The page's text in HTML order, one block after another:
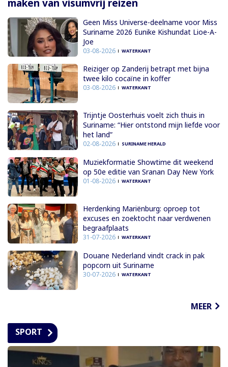
maken van visumvrij reizen
Geen Miss Universe-deelname voor Miss
Suriname 2026 Eunike Kishundat Lioe-A-
Joe
03-08-2026 WATERKANT
Reiziger op Zanderij betrapt met bijna
twee kilo cocaïne in koffer
03-08-2026 WATERKANT
Trijntje Oosterhuis voelt zich thuis in
Suriname: “Hier ontstond mijn liefde voor
het land”
02-08-2026 SURINAME HERALD
Muziekformatie Showtime dit weekend
op 50e editie van Sranan Day New York
01-08-2026 WATERKANT
Herdenking Mariënburg: oproep tot
excuses en zoektocht naar verdwenen
begraafplaats
31-07-2026 WATERKANT
Douane Nederland vindt crack in pak
popcorn uit Suriname
30-07-2026 WATERKANT
MEER
SPORT